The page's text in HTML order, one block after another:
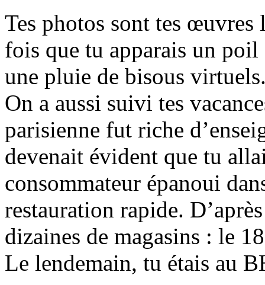
Tes photos sont tes œuvres
fois que tu apparais un
une pluie de bisous
On a aussi suivi tes
parisienne fut riche
devenait évident que tu
consommateur épanoui
restauration rapide.
dizaines de magasins : le
Le lendemain, tu étais au